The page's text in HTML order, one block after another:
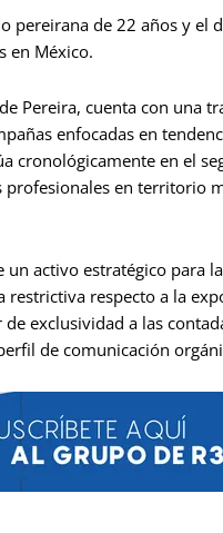
pereirana de 22 años y el
en México.
Pereira, cuenta con una
enfocadas en
cronológicamente en el
en territorio
activo estratégico para
respecto a la
exclusividad a las
de comunicación